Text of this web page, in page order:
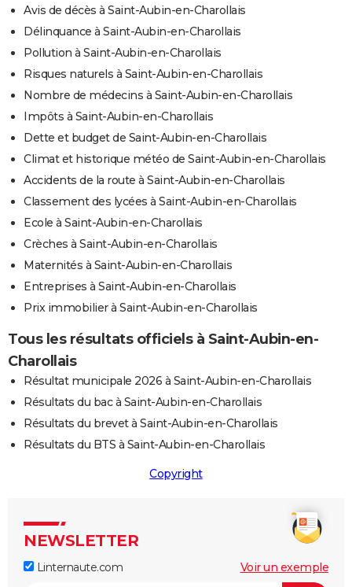
Avis de décès à Saint-Aubin-en-Charollais
Délinquance à Saint-Aubin-en-Charollais
Pollution à Saint-Aubin-en-Charollais
Risques naturels à Saint-Aubin-en-Charollais
Nombre de médecins à Saint-Aubin-en-Charollais
Impôts à Saint-Aubin-en-Charollais
Dette et budget de Saint-Aubin-en-Charollais
Climat et historique météo de Saint-Aubin-en-Charollais
Accidents de la route à Saint-Aubin-en-Charollais
Classement des lycées à Saint-Aubin-en-Charollais
Ecole à Saint-Aubin-en-Charollais
Crèches à Saint-Aubin-en-Charollais
Maternités à Saint-Aubin-en-Charollais
Entreprises à Saint-Aubin-en-Charollais
Prix immobilier à Saint-Aubin-en-Charollais
Tous les résultats officiels à Saint-Aubin-en-
Charollais
Résultat municipale 2026 à Saint-Aubin-en-Charollais
Résultats du bac à Saint-Aubin-en-Charollais
Résultats du brevet à Saint-Aubin-en-Charollais
Résultats du BTS à Saint-Aubin-en-Charollais
Copyright
NEWSLETTER
Linternaute.com Voir un exemple